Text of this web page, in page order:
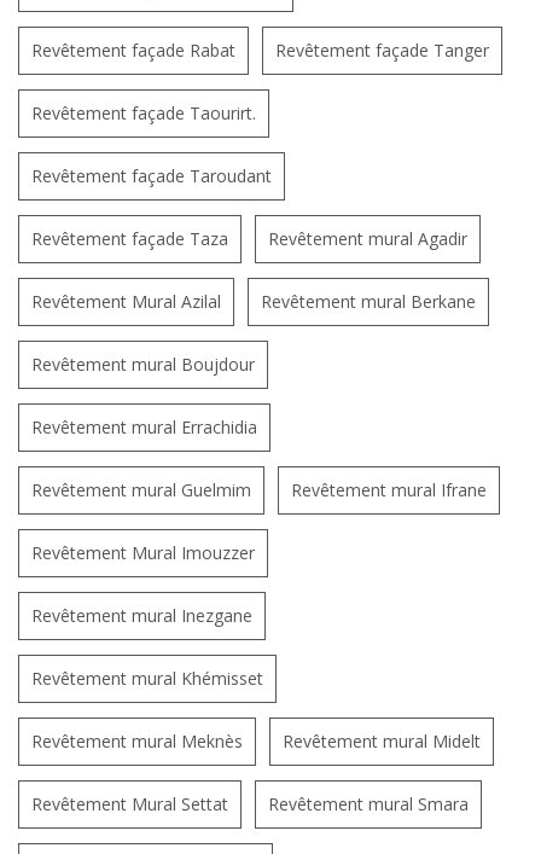
Revêtement façade Rabat Revêtement façade Tanger
Revêtement façade Taourirt.
Revêtement façade Taroudant
Revêtement façade Taza Revêtement mural Agadir
Revêtement Mural Azilal Revêtement mural Berkane
Revêtement mural Boujdour
Revêtement mural Errachidia
Revêtement mural Guelmim Revêtement mural Ifrane
Revêtement Mural Imouzzer
Revêtement mural Inezgane
Revêtement mural Khémisset
Revêtement mural Meknès Revêtement mural Midelt
Revêtement Mural Settat Revêtement mural Smara